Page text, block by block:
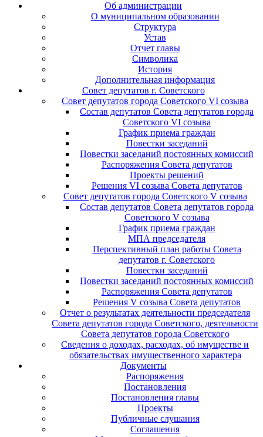
Об администрации
О муниципальном образовании
Структура
Устав
Отчет главы
Символика
История
Дополнительная информация
Совет депутатов г. Советского
Совет депутатов города Советского VI созыва
Состав депутатов Совета депутатов города
Советского VI созыва
График приема граждан
Повестки заседаний
Повестки заседаний постоянных комиссий
Распоряжения Совета депутатов
Проекты решений
Решения VI созыва Совета депутатов
Совет депутатов города Советского V созыва
Состав депутатов Совета депутатов города
Советского V созыва
График приема граждан
МПА председателя
Перспективный план работы Совета
депутатов г. Советского
Повестки заседаний
Повестки заседаний постоянных комиссий
Распоряжения Совета депутатов
Решения V созыва Совета депутатов
Отчет о результатах деятельности председателя
Совета депутатов города Советского, деятельности
Совета депутатов города Советского
Сведения о доходах, расходах, об имуществе и
обязательствах имущественного характера
Документы
Распоряжения
Постановления
Постановления главы
Проекты
Публичные слушания
Соглашения